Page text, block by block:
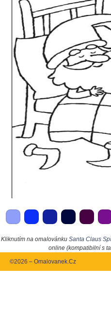
Kliknutím na omalovánku Santa Claus Spí
online (kompatibilní s
©2026 – Omalovanek.Cz